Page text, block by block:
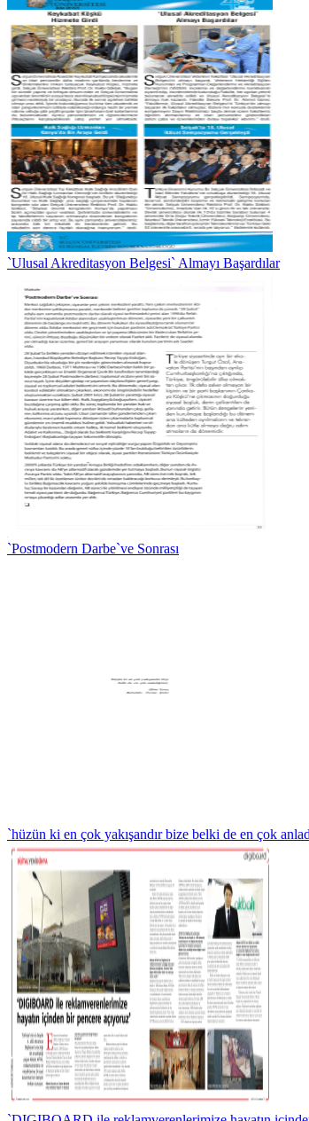
`Ulusal Akreditasyon Belgesi` Almayı Başardılar
`Postmodern Darbe`ve Sonrası
`hüzün ki en çok yakışandır bize belki de en çok